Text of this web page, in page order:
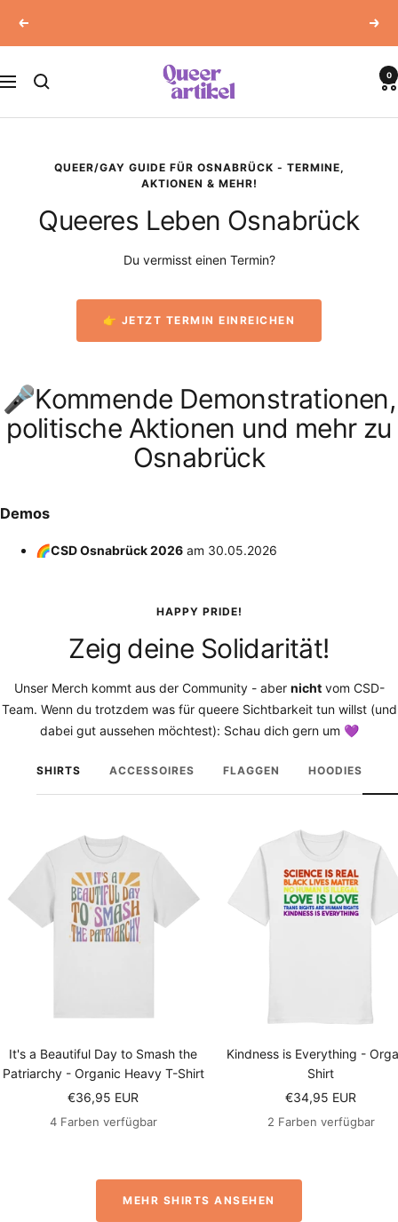
zumZurück
Navigation
Queerartikel 0
QUEER/GAY GUIDE FÜR OSNABRÜCK - TERMINE,
AKTIONEN & MEHR!
Queeres Leben Osnabrück
Du vermisst einen Termin?
👉 JETZT TERMIN EINREICHEN
🎤Kommende Demonstrationen,
politische Aktionen und mehr zu
Osnabrück
Demos
🌈CSD Osnabrück 2026 am 30.05.2026
HAPPY PRIDE!
Zeig deine Solidarität!
Unser Merch kommt aus der Community - aber nichtvom CSD-
Team. Wenn du trotzdem was für queere Sichtbarkeit tun willst (und
dabei gut aussehen möchtest): Schau dich gern um 💜
SHIRTS ACCESSOIRES FLAGGEN HOODIES
It's a Beautiful Day to Smash the
Patriarchy - Organic Heavy T-Shirt
Angebotspreis
€36,95 EUR
4 Farben verfügbar
Kindness is Everything -
Shirt
Angebotspreis
€34,95 EUR
2 Farben verfügbar
MEHR SHIRTS ANSEHEN